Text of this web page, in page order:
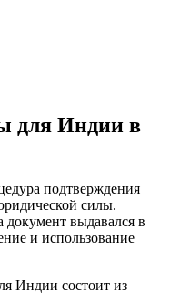
для Индии в
подтверждения
силы.
документ выдавался в
и использование
Индии состоит из